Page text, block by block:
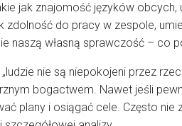
jak znajomość języków
zdolność do pracy w zespole,
naszą własną sprawczość – co
„ludzie nie są niepokojeni przez
bogactwem. Nawet jeśli
plany i osiągać cele. Często